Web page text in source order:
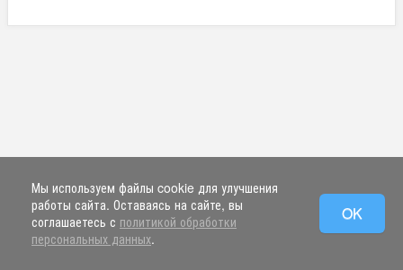
Мы используем файлы cookie для улучшения
работы сайта. Оставаясь на сайте, вы
соглашаетесь с политикой обработки
персональных данных.
OK